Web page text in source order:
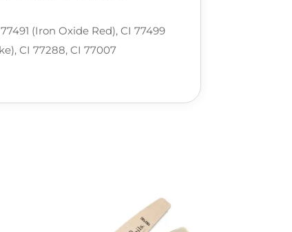
(Iron Oxide Red), CI 77499
CI 77288, CI 77007